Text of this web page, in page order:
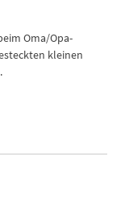
Oma/Opa-
kleinen